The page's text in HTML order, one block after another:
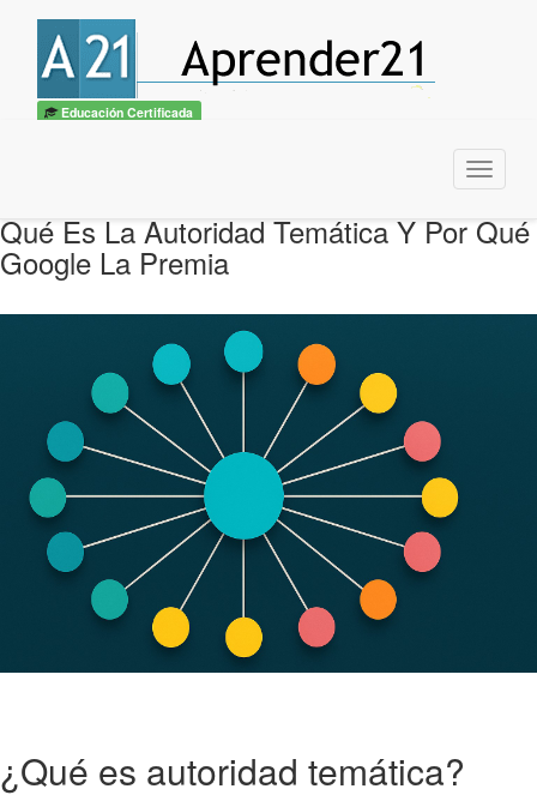
Educación Certificada
Menu
Qué Es La Autoridad Temática Y Por Qué
Google La Premia
¿Qué es autoridad temática?